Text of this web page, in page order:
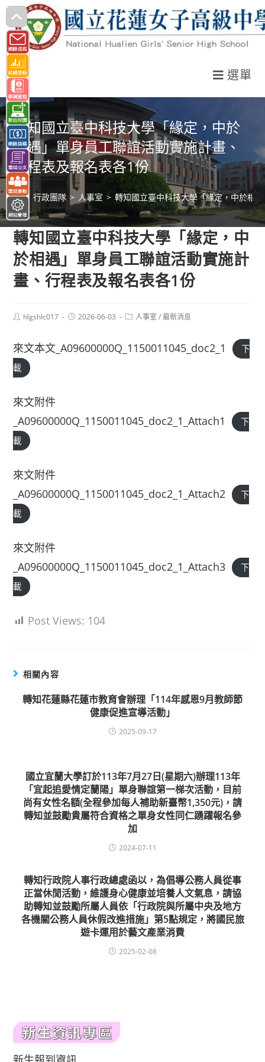
跳
轉
至
主
要
內
容
選單
轉知國立臺中科技大學「緣定，中於
相遇」單身員工聯誼活動實施計畫、
行程表及報名表各1份
> 行政團隊 > 人事室 > 轉知國立臺中科技大學「緣定，中於相
轉知國立臺中科技大學「緣定，中
於相遇」單身員工聯誼活動實施計
畫、行程表及報名表各1份
Posthlgshlc017
Post2026-06-03
Post人事室 / 最新消息
來文本文_A09600000Q_1150011045_doc2_1
下
載
來文附件
_A09600000Q_1150011045_doc2_1_Attach1
下
載
來文附件
_A09600000Q_1150011045_doc2_1_Attach2
下
載
來文附件
_A09600000Q_1150011045_doc2_1_Attach3
下
載
Post Views: 104
相關內容
轉知花蓮縣花蓮市教育會辦理「114年感恩9月教師節
健康促進宣導活動」
2025-09-17
國立宜蘭大學訂於113年7月27日(星期六)辦理113年
「宜起追愛情定蘭陽」單身聯誼第一梯次活動，目前
尚有女性名額(全程參加每人補助新臺幣1,350元)，請
轉知並鼓勵貴屬符合資格之單身女性同仁踴躍報名參
加
2024-07-11
轉知行政院人事行政總處函以，為倡導公務人員從事
正當休閒活動，維護身心健康並培養人文氣息，請協
助轉知並鼓勵所屬人員依「行政院與所屬中央及地方
各機關公務人員休假改進措施」第5點規定，將國民旅
遊卡運用於藝文產業消費
2025-02-08